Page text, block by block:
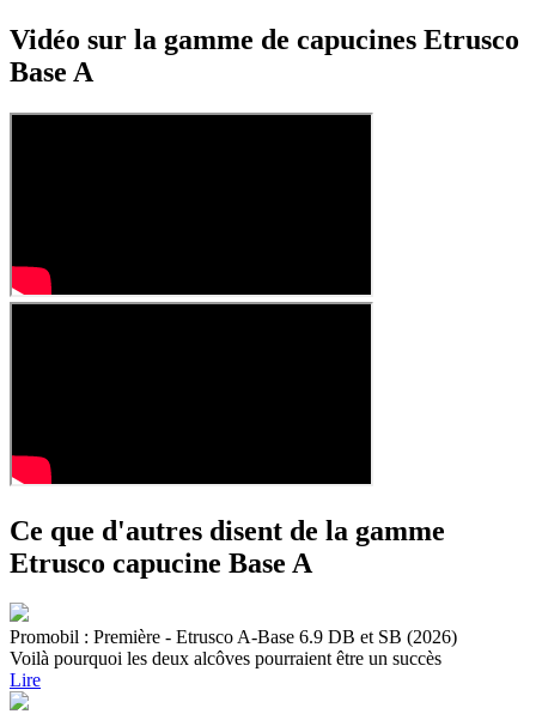
Vidéo sur la gamme de capucines Etrusco
Base A
Ce que d'autres disent de la gamme
Etrusco capucine Base A
Promobil : Première - Etrusco A-Base 6.9 DB et SB (2026)
Voilà pourquoi les deux alcôves pourraient être un succès
Lire